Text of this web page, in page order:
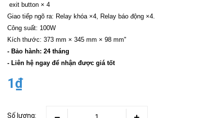
exit button × 4
Giao tiếp ngõ ra: Relay khóa ×4, Relay báo động ×4.
Công suất: 100W
Kích thước: 373 mm × 345 mm × 98 mm"
- Bảo hành: 24 tháng
- Liên hệ ngay để nhận được giá tốt
1₫
Số lượng: